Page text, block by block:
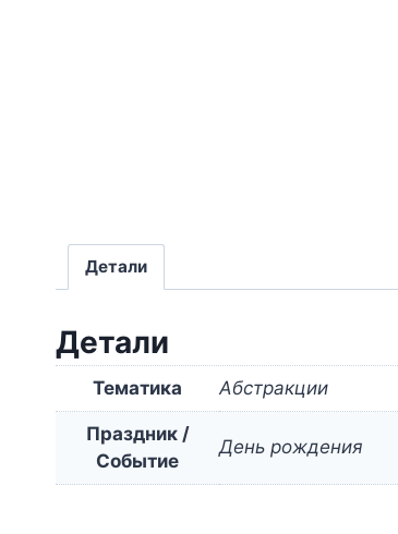
Детали
Детали
Тематика Абстракции
Праздник /
Событие
День рождения